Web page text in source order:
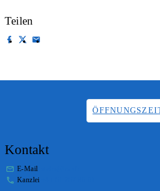
Teilen
Kontakt
E-Mail
Kanzlei